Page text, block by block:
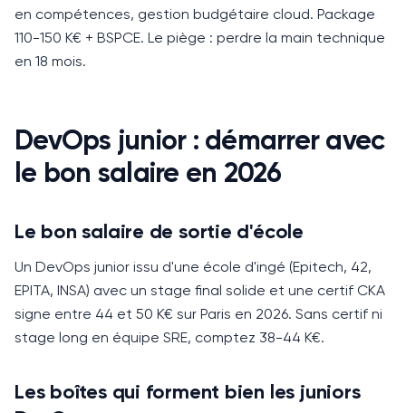
en compétences, gestion budgétaire cloud. Package
110-150 K€ + BSPCE. Le piège : perdre la main technique
en 18 mois.
DevOps junior : démarrer avec
le bon salaire en 2026
Le bon salaire de sortie d'école
Un DevOps junior issu d'une école d'ingé (Epitech, 42,
EPITA, INSA) avec un stage final solide et une certif CKA
signe entre 44 et 50 K€ sur Paris en 2026. Sans certif ni
stage long en équipe SRE, comptez 38-44 K€.
Les boîtes qui forment bien les juniors